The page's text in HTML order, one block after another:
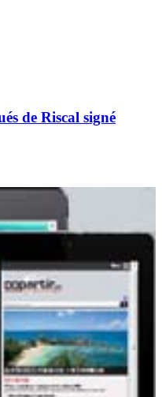
de Riscal signé